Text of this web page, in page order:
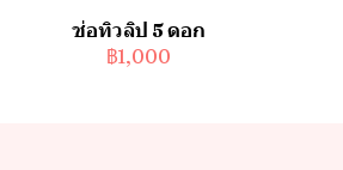
ช่อทิวลิป 5 ดอก
฿1,000